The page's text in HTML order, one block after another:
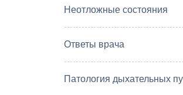
Неотложные состояния
Ответы врача
Патология дыхательных